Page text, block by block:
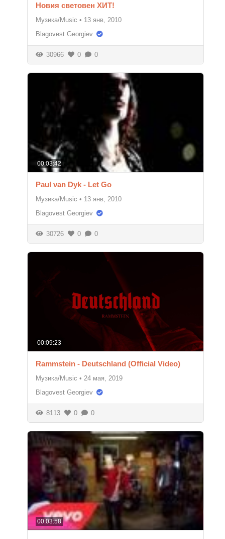
Новия световен ХИТ!
Музика/Music • 13 янв, 2010
Blagovest Georgiev
30966 0 0
00:03:42
Paul van Dyk - Let Go
Музика/Music • 13 янв, 2010
Blagovest Georgiev
30726 0 0
00:09:23
Rammstein - Deutschland (Official Video)
Музика/Music • 24 мая, 2019
Blagovest Georgiev
8113 0 0
00:03:58